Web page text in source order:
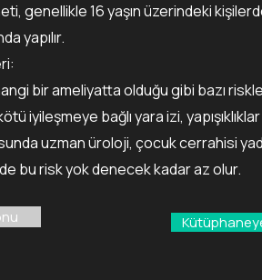
genellikle 16 yaşın üzerindeki
yapılır.
bir ameliyatta olduğu gibi bazı
iyileşmeye bağlı yara izi,
uzman üroloji, çocuk cerrahisi
bu risk yok denecek kadar az olur.